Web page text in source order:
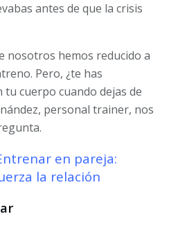
antes de que la crisis
nosotros hemos reducido a
Pero, ¿te has
cuerpo cuando dejas de
personal trainer, nos
en pareja:
la relación